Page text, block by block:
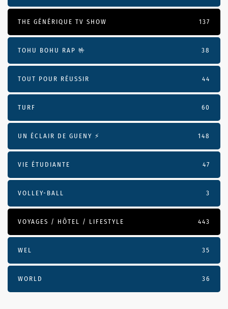
THE GÉNÉRIQUE TV SHOW 137
TOHU BOHU RAP 🤟 38
TOUT POUR RÉUSSIR 44
TURF 60
UN ÉCLAIR DE GUENY ⚡️ 148
VIE ÉTUDIANTE 47
VOLLEY-BALL 3
VOYAGES / HÔTEL / LIFESTYLE 443
WEL 35
WORLD 36